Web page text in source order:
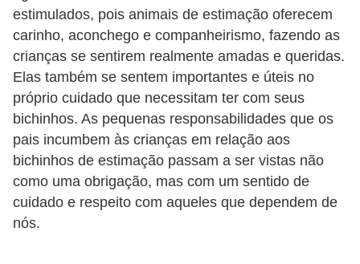
estimulados, pois animais de estimação oferecem
carinho, aconchego e companheirismo, fazendo as
crianças se sentirem realmente amadas e queridas.
Elas também se sentem importantes e úteis no
próprio cuidado que necessitam ter com seus
bichinhos. As pequenas responsabilidades que os
pais incumbem às crianças em relação aos
bichinhos de estimação passam a ser vistas não
como uma obrigação, mas com um sentido de
cuidado e respeito com aqueles que dependem de
nós.
l
h
o
t
e
s
e
f
i
l